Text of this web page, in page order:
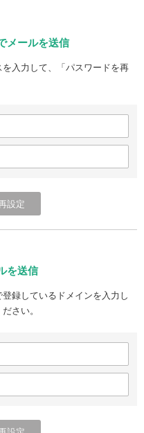
メールを送信
入力して、「パスワードを再
を送信
録しているドメインを入力し
さい。